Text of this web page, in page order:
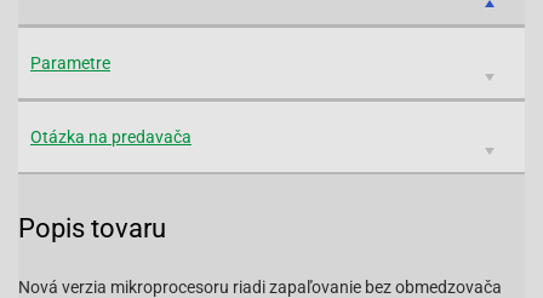
Parametre
Otázka na predavača
Popis tovaru
Nová verzia mikroprocesoru riadi zapaľovanie bez obmedzovača